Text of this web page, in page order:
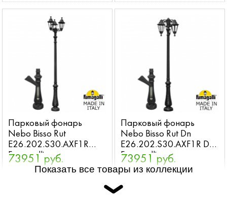
Парковый фонарь
Nebo Bisso Rut
E26.202.S30.AXF1R
Fumagalli
73951 руб.
Парковый фонарь
Nebo Bisso Rut Dn
E26.202.S30.AXF1R DN
Fumagalli
73951 руб.
Показать все товары из коллекции